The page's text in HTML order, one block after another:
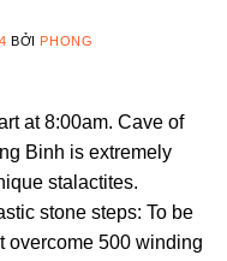
BỞI PHONG
at 8:00am. Cave of
Binh is extremely
stalactites.
stone steps: To be
overcome 500 winding